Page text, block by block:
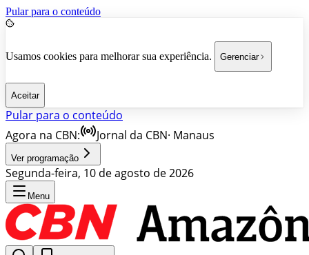
Pular para o conteúdo
Usamos cookies para melhorar sua experiência. Gerenciar
Aceitar
Pular para o conteúdo
Agora na CBN:
Jornal da CBN· Manaus
Ver programação
Segunda-feira, 10 de agosto de 2026
Menu